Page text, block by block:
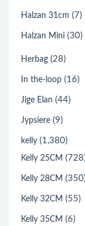
Halzan 31cm (7)
Halzan Mini (30)
Herbag (28)
In the-loop (16)
Jige Elan (44)
Jypsiere (9)
kelly (1,380)
Kelly 25CM
Kelly 28CM
Kelly 32CM (55)
Kelly 35CM (6)